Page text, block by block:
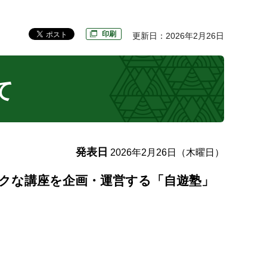
印刷 更新日：2026年2月26日
発表日 2026年2月26日（木曜日）
講座を企画・運営する「自遊塾」